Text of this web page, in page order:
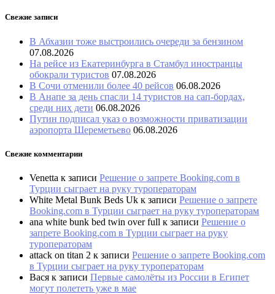
Свежие записи
В Абхазии тоже выстроились очереди за бензином
07.08.2026
На рейсе из Екатеринбурга в Стамбул иностранцы
обокрали туристов 07.08.2026
В Сочи отменили более 40 рейсов 06.08.2026
В Анапе за день спасли 14 туристов на сап-бордах,
среди них дети 06.08.2026
Путин подписал указ о возможности приватизации
аэропорта Шереметьево 06.08.2026
Свежие комментарии
Venetta к записи Решение о запрете Booking.com в
Турции сыграет на руку туроператорам
White Metal Bunk Beds Uk к записи Решение о запрете
Booking.com в Турции сыграет на руку туроператорам
ana white bunk bed twin over full к записи Решение о
запрете Booking.com в Турции сыграет на руку
туроператорам
attack on titan 2 к записи Решение о запрете Booking.com
в Турции сыграет на руку туроператорам
Вася к записи Первые самолёты из России в Египет
могут полететь уже в мае